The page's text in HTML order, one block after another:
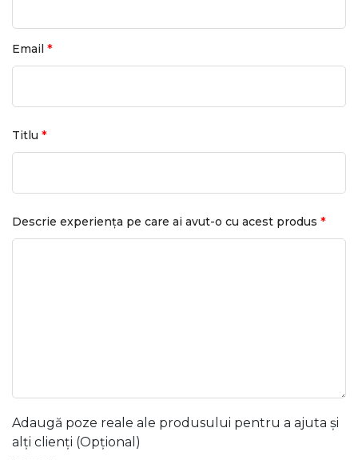
Email *
Titlu *
Descrie experiența pe care ai avut-o cu acest produs *
Adaugă poze reale ale produsului pentru a ajuta și
alți clienți (Opțional)